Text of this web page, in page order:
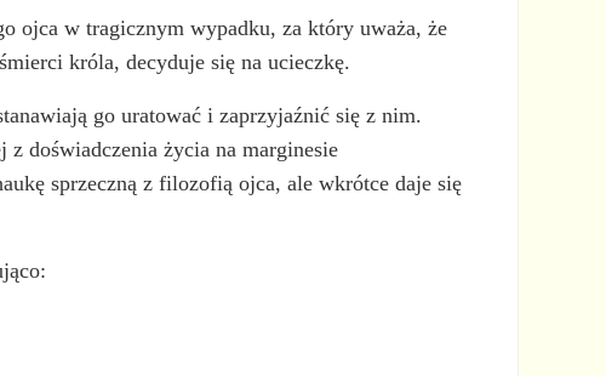
ojca w tragicznym wypadku, za który uważa, że
króla, decyduje się na ucieczkę.
go uratować i zaprzyjaźnić się z nim.
doświadczenia życia na marginesie
sprzeczną z filozofią ojca, ale wkrótce daje się